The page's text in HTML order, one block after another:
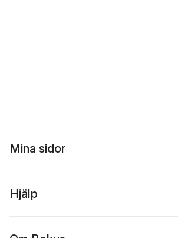
Mina sidor
Hjälp